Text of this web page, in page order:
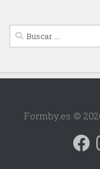
Buscar:
Formby.es ©